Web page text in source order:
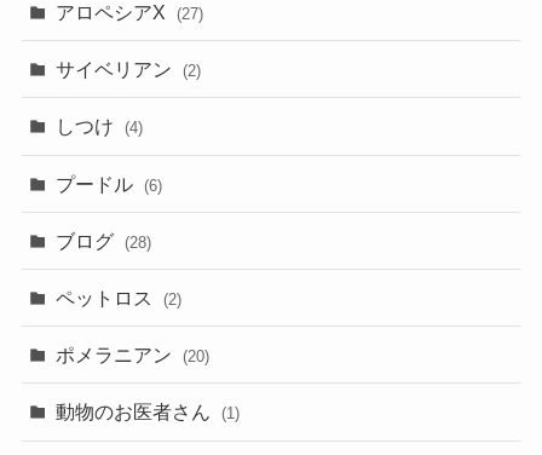
アロペシアX (27)
サイベリアン (2)
しつけ (4)
プードル (6)
ブログ (28)
ペットロス (2)
ポメラニアン (20)
動物のお医者さん (1)